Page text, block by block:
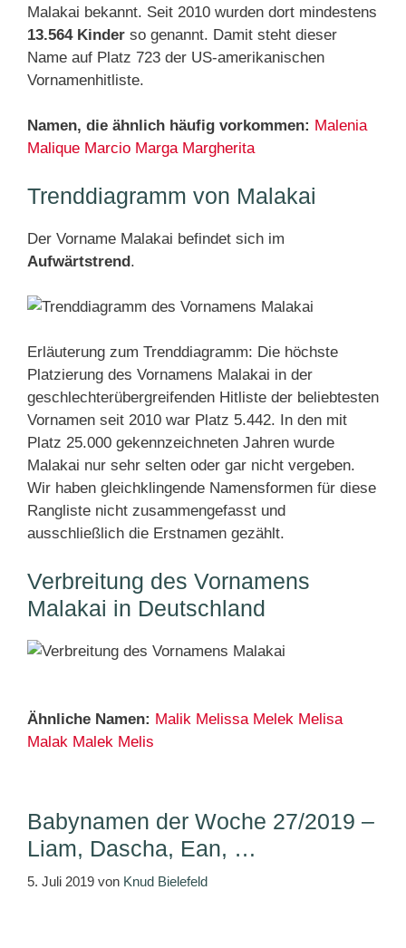
Malakai bekannt. Seit 2010 wurden dort mindestens
13.564 Kinder so genannt. Damit steht dieser
Name auf Platz 723 der US-amerikanischen
Vornamenhitliste.
Namen, die ähnlich häufig vorkommen: Malenia
Malique Marcio Marga Margherita
Trenddiagramm von Malakai
Der Vorname Malakai befindet sich im
Aufwärtstrend.
Erläuterung zum Trenddiagramm: Die höchste
Platzierung des Vornamens Malakai in der
geschlechterübergreifenden Hitliste der beliebtesten
Vornamen seit 2010 war Platz 5.442. In den mit
Platz 25.000 gekennzeichneten Jahren wurde
Malakai nur sehr selten oder gar nicht vergeben.
Wir haben gleichklingende Namensformen für diese
Rangliste nicht zusammengefasst und
ausschließlich die Erstnamen gezählt.
Verbreitung des Vornamens
Malakai in Deutschland
Ähnliche Namen: Malik Melissa Melek Melisa
Malak Malek Melis
Babynamen der Woche 27/2019 –
Liam, Dascha, Ean, …
5. Juli 2019 von Knud Bielefeld